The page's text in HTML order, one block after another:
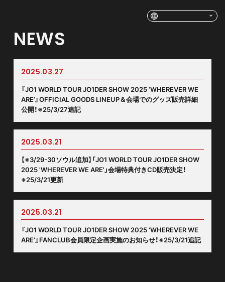
NEWS
2025.03.27
『JO1 WORLD TOUR JO1DER SHOW 2025 ‘WHEREVER WE
ARE’』OFFICIAL GOODS LINEUP＆会場でのグッズ販売詳細
公開！※25/3/27追記
2025.03.21
【※3/29-30ソウル追加】「JO1 WORLD TOUR JO1DER SHOW
2025 'WHEREVER WE ARE'」会場特典付きCD販売決定！
※25/3/21更新
2025.03.21
『JO1 WORLD TOUR JO1DER SHOW 2025 ‘WHEREVER WE
ARE’』FANCLUB会員限定企画実施のお知らせ！※25/3/21追記